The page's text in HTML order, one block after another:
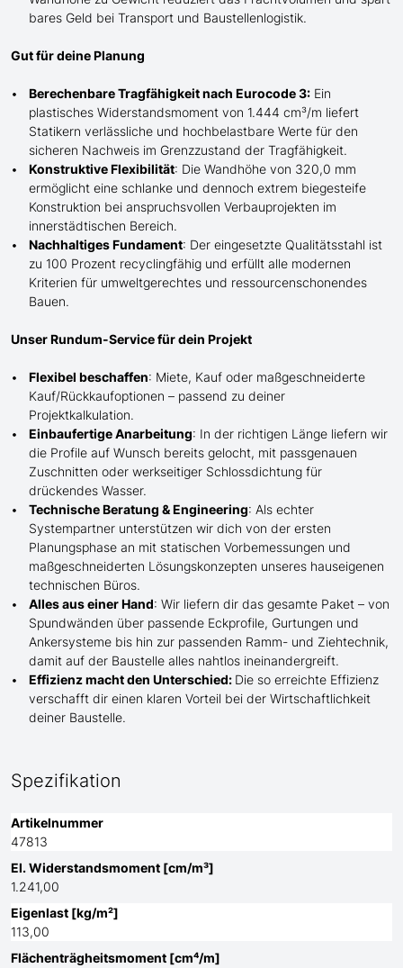
bares Geld bei Transport und Baustellenlogistik.
Gut für deine Planung
Berechenbare Tragfähigkeit nach Eurocode 3: Ein
plastisches Widerstandsmoment von 1.444 cm³/m liefert
Statikern verlässliche und hochbelastbare Werte für den
sicheren Nachweis im Grenzzustand der Tragfähigkeit.
Konstruktive Flexibilität: Die Wandhöhe von 320,0 mm
ermöglicht eine schlanke und dennoch extrem biegesteife
Konstruktion bei anspruchsvollen Verbauprojekten im
innerstädtischen Bereich.
Nachhaltiges Fundament: Der eingesetzte Qualitätsstahl ist
zu 100 Prozent recyclingfähig und erfüllt alle modernen
Kriterien für umweltgerechtes und ressourcenschonendes
Bauen.
Unser Rundum-Service für dein Projekt
Flexibel beschaffen: Miete, Kauf oder maßgeschneiderte
Kauf/Rückkaufoptionen – passend zu deiner
Projektkalkulation.
Einbaufertige Anarbeitung: In der richtigen Länge liefern wir
die Profile auf Wunsch bereits gelocht, mit passgenauen
Zuschnitten oder werkseitiger Schlossdichtung für
drückendes Wasser.
Technische Beratung & Engineering: Als echter
Systempartner unterstützen wir dich von der ersten
Planungsphase an mit statischen Vorbemessungen und
maßgeschneiderten Lösungskonzepten unseres hauseigenen
technischen Büros.
Alles aus einer Hand: Wir liefern dir das gesamte Paket – von
Spundwänden über passende Eckprofile, Gurtungen und
Ankersysteme bis hin zur passenden Ramm- und Ziehtechnik,
damit auf der Baustelle alles nahtlos ineinandergreift.
Effizienz macht den Unterschied: Die so erreichte Effizienz
verschafft dir einen klaren Vorteil bei der Wirtschaftlichkeit
deiner Baustelle.
Spezifikation
Artikelnummer
47813
El. Widerstandsmoment [cm/m³]
1.241,00
Eigenlast [kg/m²]
113,00
Flächenträgheitsmoment [cm⁴/m]